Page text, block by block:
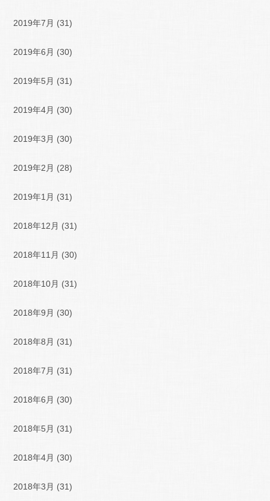
2019年7月 (31)
2019年6月 (30)
2019年5月 (31)
2019年4月 (30)
2019年3月 (30)
2019年2月 (28)
2019年1月 (31)
2018年12月 (31)
2018年11月 (30)
2018年10月 (31)
2018年9月 (30)
2018年8月 (31)
2018年7月 (31)
2018年6月 (30)
2018年5月 (31)
2018年4月 (30)
2018年3月 (31)